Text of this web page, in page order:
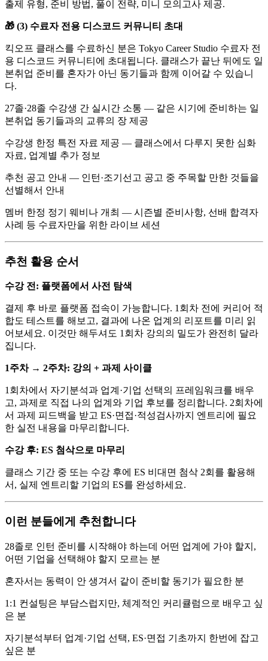
출제 유형, 준비 방법, 풀이 전략, 미니 모의고사 제공.
🎁 (3) 수료자 전용 디스코드 커뮤니티 초대
킥오프 클래스를 수료하신 분은 Tokyo Career Studio 수료자 전
용 디스코드 커뮤니티에 초대됩니다. 클래스가 끝난 뒤에도 일
본취업 준비를 혼자가 아닌 동기들과 함께 이어갈 수 있습니
다.
27졸·28졸 수강생 간 실시간 소통 — 같은 시기에 준비하는 일
본취업 동기들과의 교류의 장 제공
수강생 한정 특전 자료 제공 — 클래스에서 다루지 못한 심화
자료, 업계별 추가 정보
추천 공고 안내 — 인턴·조기선고 공고 중 주목할 만한 것들을
선별해서 안내
멤버 한정 정기 웨비나 개최 — 시즌별 준비사항, 선배 합격자
사례 등 수료자만을 위한 라이브 세션
추천 활용 순서
수강 전: 플랫폼에서 사전 탐색
결제 후 바로 플랫폼 접속이 가능합니다. 1회차 전에 커리어 적
합도 테스트를 해보고, 결과에 나온 업계의 리포트를 미리 읽
어보세요. 이것만 해두셔도 1회차 강의의 밀도가 완전히 달라
집니다.
1주차 → 2주차: 강의 + 과제 사이클
1회차에서 자기분석과 업계·기업 선택의 프레임워크를 배우
고, 과제로 직접 나의 업계와 기업 후보를 정리합니다. 2회차에
서 과제 피드백을 받고 ES·면접·적성검사까지 엔트리에 필요
한 실전 내용을 마무리합니다.
수강 후: ES 첨삭으로 마무리
클래스 기간 중 또는 수강 후에 ES 비대면 첨삭 2회를 활용해
서, 실제 엔트리할 기업의 ES를 완성하세요.
이런 분들에게 추천합니다
28졸로 인턴 준비를 시작해야 하는데 어떤 업계에 가야 할지,
어떤 기업을 선택해야 할지 모르는 분
혼자서는 동력이 안 생겨서 같이 준비할 동기가 필요한 분
1:1 컨설팅은 부담스럽지만, 체계적인 커리큘럼으로 배우고 싶
은 분
자기분석부터 업계·기업 선택, ES·면접 기초까지 한번에 잡고
싶은 분